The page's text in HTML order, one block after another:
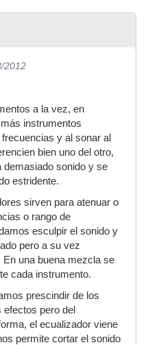
2012
a la vez, en
instrumentos
y al sonar al
bien uno del otro,
demasiado sonido y se
estridente.
sirven para atenuar o
o rango de
esculpir el sonido y
pero a su vez
una buena mezcla se
cada instrumento.
prescindir de los
pero del
el ecualizador viene
permite cortar el sonido